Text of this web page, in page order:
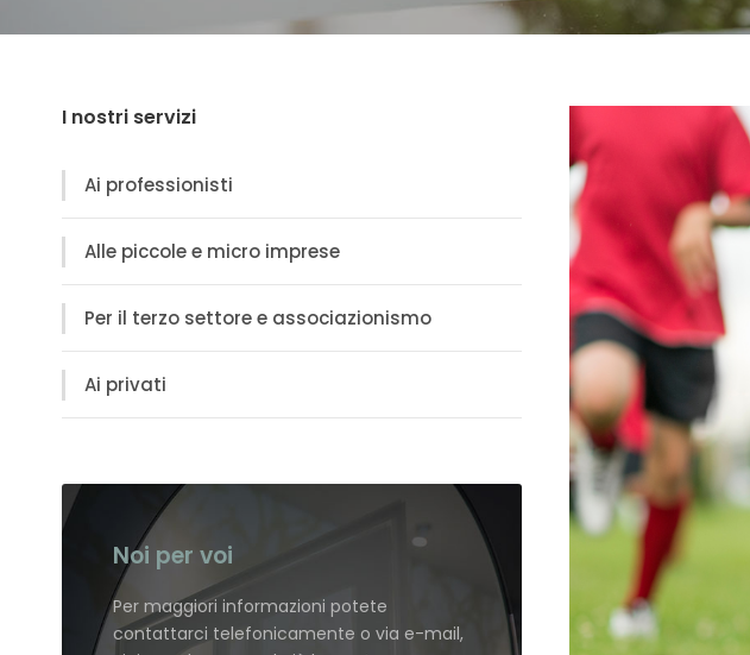
I nostri servizi
Ai professionisti
Alle piccole e micro imprese
Per il terzo settore e associazionismo
Ai privati
Noi per voi
Per maggiori informazioni potete
contattarci telefonicamente o via e-mail,